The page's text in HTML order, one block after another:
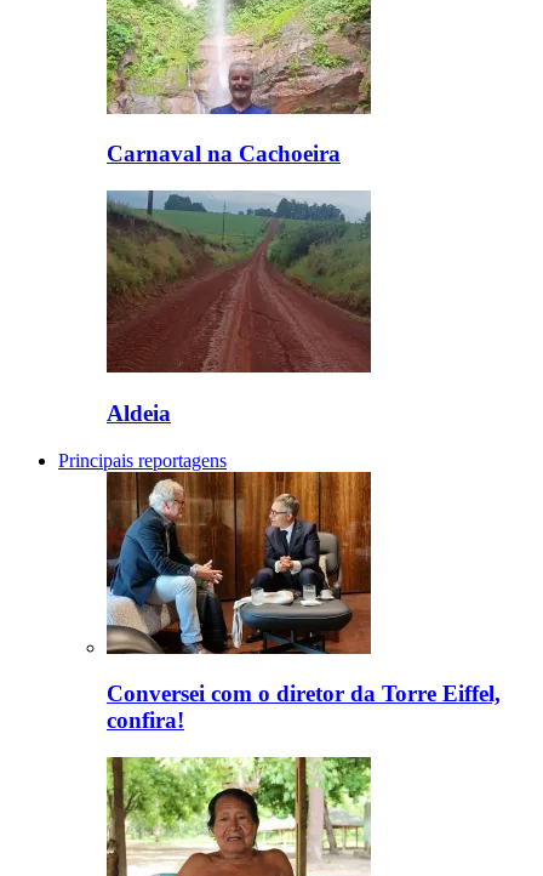
Carnaval na Cachoeira
Aldeia
Principais reportagens
Conversei com o diretor da Torre Eiffel,
confira!